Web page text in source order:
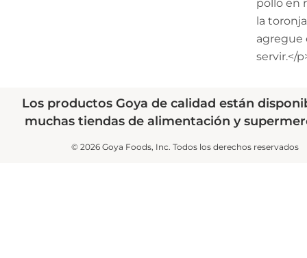
pollo en
la
agregue
servir.</
Los productos Goya de calidad están
muchas tiendas de alimentación y
© 2026 Goya Foods, Inc. Todos los derechos reservados